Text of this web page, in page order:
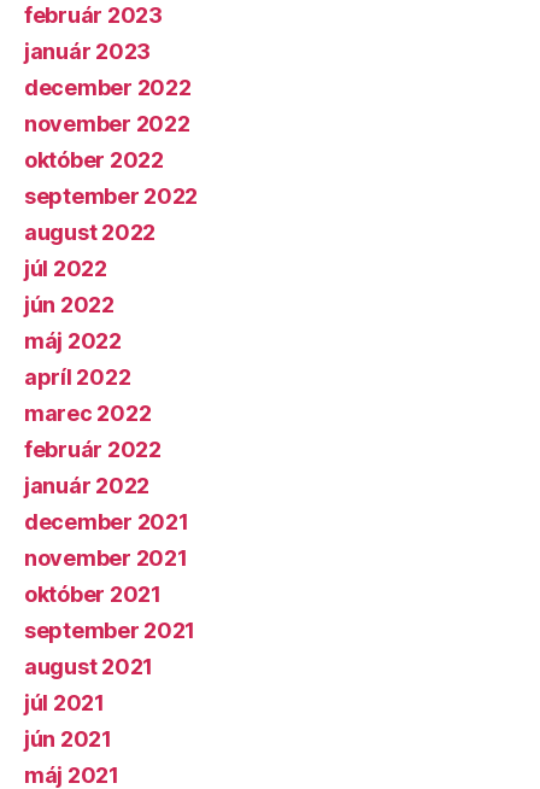
február 2023
január 2023
december 2022
november 2022
október 2022
september 2022
august 2022
júl 2022
jún 2022
máj 2022
apríl 2022
marec 2022
február 2022
január 2022
december 2021
november 2021
október 2021
september 2021
august 2021
júl 2021
jún 2021
máj 2021